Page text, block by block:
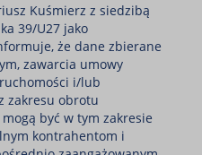
Kuśmierz z siedzibą
39/U27 jako
że dane zbierane
zawarcia umowy
i/lub
zakresu obrotu
być w tym zakresie
kontrahentom i